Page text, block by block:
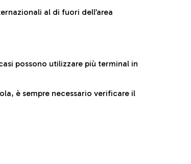
al di fuori dell’area
possono utilizzare più terminal in
è sempre necessario verificare il